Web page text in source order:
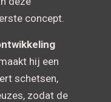
concept.
hij een
schetsen,
zodat de